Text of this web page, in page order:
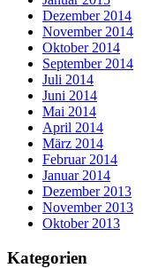
Dezember 2014
November 2014
Oktober 2014
September 2014
Juli 2014
Juni 2014
Mai 2014
April 2014
März 2014
Februar 2014
Januar 2014
Dezember 2013
November 2013
Oktober 2013
Kategorien